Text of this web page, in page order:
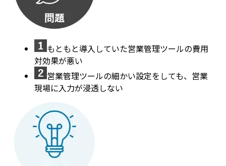
もともと導入していた営業管理ツールの費用
対効果が悪い
営業管理ツールの細かい設定をしても、営業
現場に入力が浸透しない